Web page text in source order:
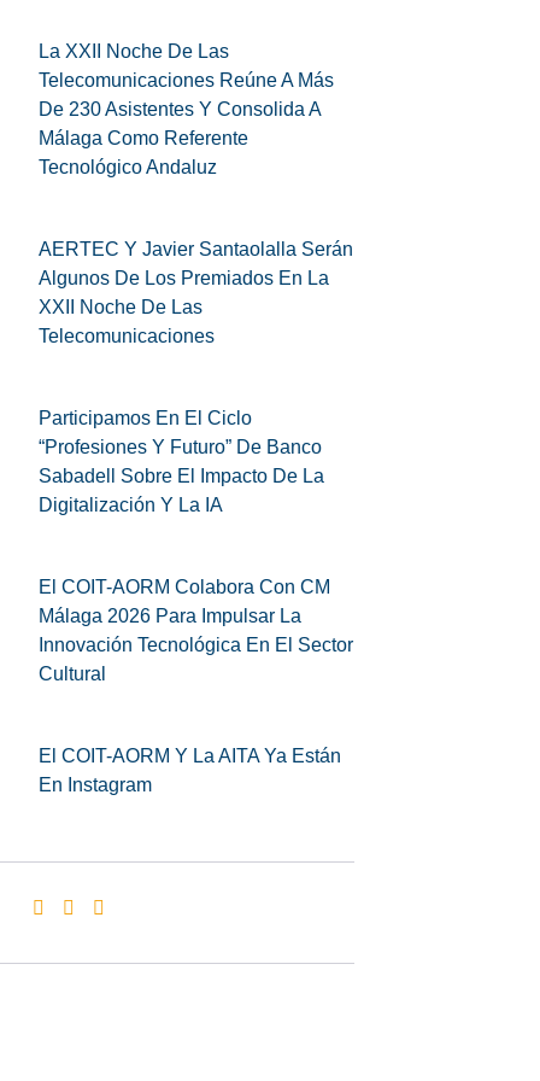
La XXII Noche De Las
Telecomunicaciones Reúne A Más
De 230 Asistentes Y Consolida A
Málaga Como Referente
Tecnológico Andaluz
AERTEC Y Javier Santaolalla Serán
Algunos De Los Premiados En La
XXII Noche De Las
Telecomunicaciones
Participamos En El Ciclo
“Profesiones Y Futuro” De Banco
Sabadell Sobre El Impacto De La
Digitalización Y La IA
El COIT-AORM Colabora Con CM
Málaga 2026 Para Impulsar La
Innovación Tecnológica En El Sector
Cultural
El COIT-AORM Y La AITA Ya Están
En Instagram